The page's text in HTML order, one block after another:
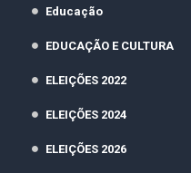
Educação
EDUCAÇÃO E CULTURA
ELEIÇÕES 2022
ELEIÇÕES 2024
ELEIÇÕES 2026